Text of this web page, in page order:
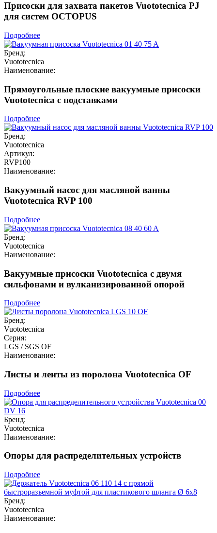
Присоски для захвата пакетов Vuototecnica PJ
для систем OCTOPUS
Подробнее
Бренд:
Vuototecnica
Наименование:
Прямоугольные плоские вакуумные присоски
Vuototecnica с подставками
Подробнее
Бренд:
Vuototecnica
Артикул:
RVP100
Наименование:
Вакуумный насос для масляной ванны
Vuototecnica RVP 100
Подробнее
Бренд:
Vuototecnica
Наименование:
Вакуумные присоски Vuototecnica с двумя
сильфонами и вулканизированной опорой
Подробнее
Бренд:
Vuototecnica
Серия:
LGS / SGS OF
Наименование:
Листы и ленты из поролона Vuototecnica OF
Подробнее
Бренд:
Vuototecnica
Наименование:
Опоры для распределительных устройств
Подробнее
Бренд:
Vuototecnica
Наименование: